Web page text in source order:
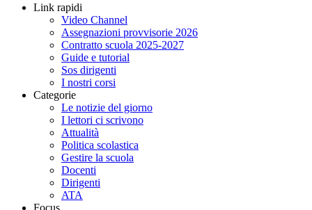
Link rapidi
Video Channel
Assegnazioni provvisorie 2026
Contratto scuola 2025-2027
Guide e tutorial
Sos dirigenti
I nostri corsi
Categorie
Le notizie del giorno
I lettori ci scrivono
Attualità
Politica scolastica
Gestire la scuola
Docenti
Dirigenti
ATA
Focus